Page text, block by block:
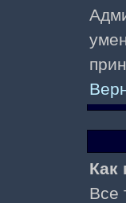
Как
Все